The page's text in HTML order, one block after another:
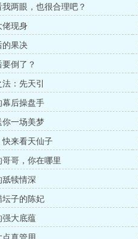
两眼，也很合理吧？
佬现身
的果决
倒了？
：先天引
幕后操盘手
你一场美梦
快来看天仙子
哥，你在哪里
舐犊情深
坛子的陈妃
强大底蕴